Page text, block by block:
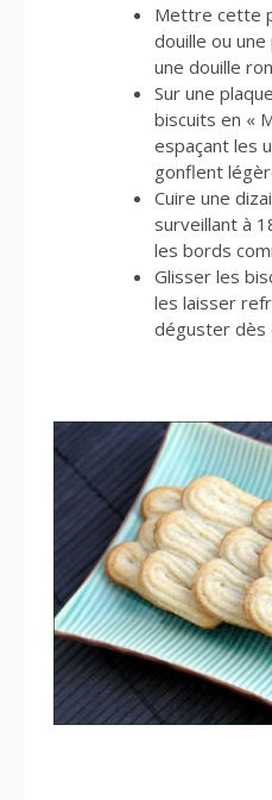
Mettre cette
douille ou
une douille
Sur une
biscuits en «
espaçant les
gonflent
Cuire une
surveillant à
les bords
Glisser les
les laisser
déguster dès